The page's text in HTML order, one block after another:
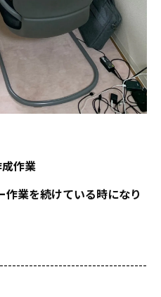
作業
業を続けている時になり